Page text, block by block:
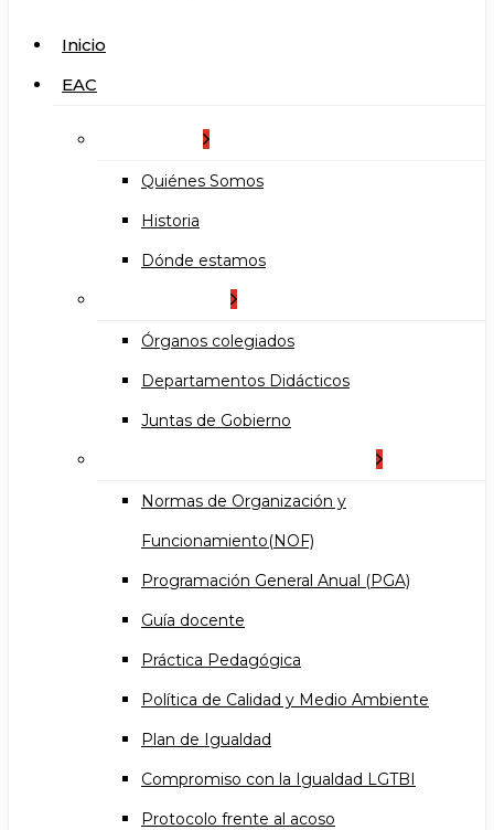
search
Menu
Inicio
EAC
Quiénes Somos
Historia
Dónde estamos
Órganos colegiados
Departamentos Didácticos
Juntas de Gobierno
Normas de Organización y
Funcionamiento(NOF)
Programación General Anual (PGA)
Guía docente
Práctica Pedagógica
Política de Calidad y Medio Ambiente
Plan de Igualdad
Compromiso con la Igualdad LGTBI
Protocolo frente al acoso